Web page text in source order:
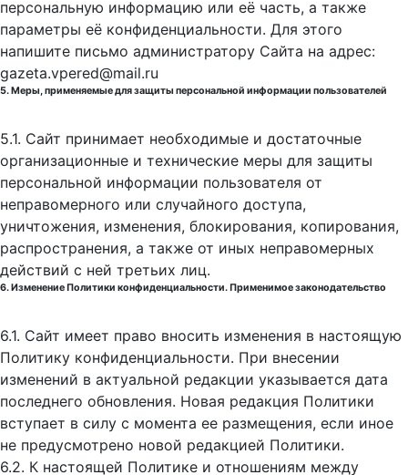
персональную информацию или её часть, а также
параметры её конфиденциальности. Для этого
напишите письмо администратору Сайта на адрес:
gazeta.vpered@mail.ru
5. Меры, применяемые для защиты персональной информации пользователей
5.1. Сайт принимает необходимые и достаточные
организационные и технические меры для защиты
персональной информации пользователя от
неправомерного или случайного доступа,
уничтожения, изменения, блокирования, копирования,
распространения, а также от иных неправомерных
действий с ней третьих лиц.
6. Изменение Политики конфиденциальности. Применимое законодательство
6.1. Сайт имеет право вносить изменения в настоящую
Политику конфиденциальности. При внесении
изменений в актуальной редакции указывается дата
последнего обновления. Новая редакция Политики
вступает в силу с момента ее размещения, если иное
не предусмотрено новой редакцией Политики.
6.2. К настоящей Политике и отношениям между